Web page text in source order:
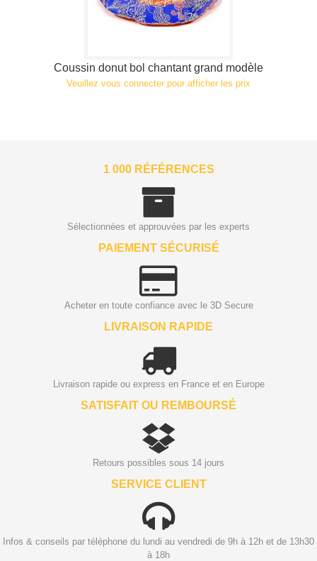
Coussin donut bol chantant grand modèle
Veuillez vous connecter pour afficher les prix
1 000 RÉFÉRENCES
Sélectionnées et approuvées par les experts
PAIEMENT SÉCURISÉ
Acheter en toute confiance avec le 3D Secure
LIVRAISON RAPIDE
Livraison rapide ou express en France et en Europe
SATISFAIT OU REMBOURSÉ
Retours possibles sous 14 jours
SERVICE CLIENT
Infos & conseils par téléphone du lundi au vendredi de 9h à 12h et de 13h30
à 18h